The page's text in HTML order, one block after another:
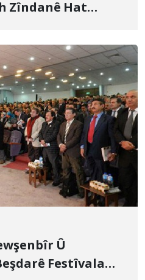
Zîndanê Hat
Û
Festîvala